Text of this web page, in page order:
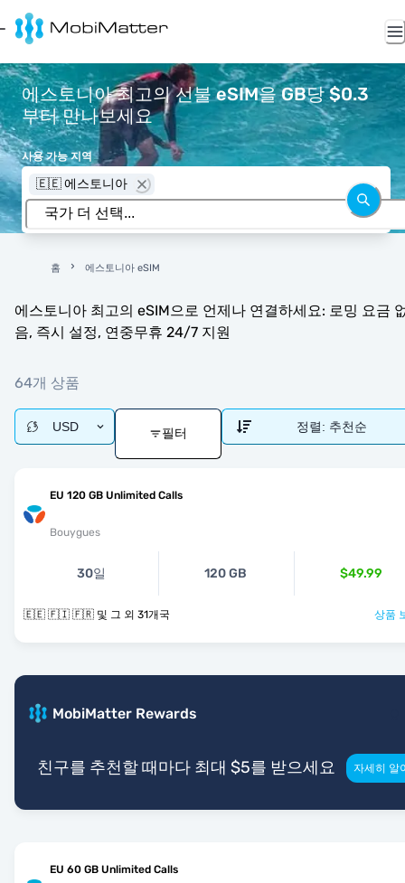
에스토니아 최고의 선불 eSIM을 GB당 $0.3
부터 만나보세요
사용 가능 지역
🇪🇪 에스토니아
홈 에스토니아 eSIM
에스토니아 최고의 eSIM으로 언제나 연결하세요: 로밍 요금
음, 즉시 설정, 연중무휴 24/7 지원
64개 상품
USD 필터 정렬: 추천순
EU 120 GB Unlimited Calls
Bouygues
30일 120 GB $49.99
🇪🇪 🇫🇮 🇫🇷 및 그 외 31개국 상품
MobiMatter Rewards
친구를 추천할 때마다 최대 $5를 받으세요 자세히 알
EU 60 GB Unlimited Calls